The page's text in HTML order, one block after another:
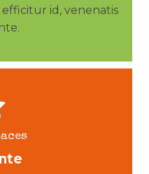
id, venenatis